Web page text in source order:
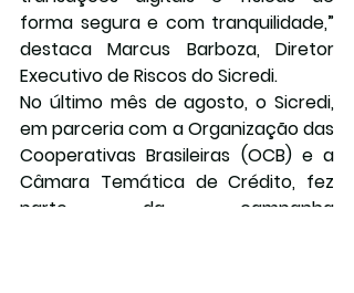
forma segura e com tranquilidade,”
destaca Marcus Barboza, Diretor
Executivo de Riscos do Sicredi.
No último mês de agosto, o Sicredi,
em parceria com a Organização das
Cooperativas Brasileiras (OCB) e a
Câmara Temática de Crédito, fez